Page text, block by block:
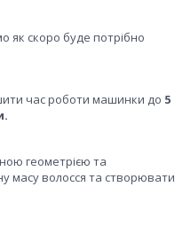
як скоро буде потрібно
час роботи машинки до 5
геометрією та
масу волосся та створювати